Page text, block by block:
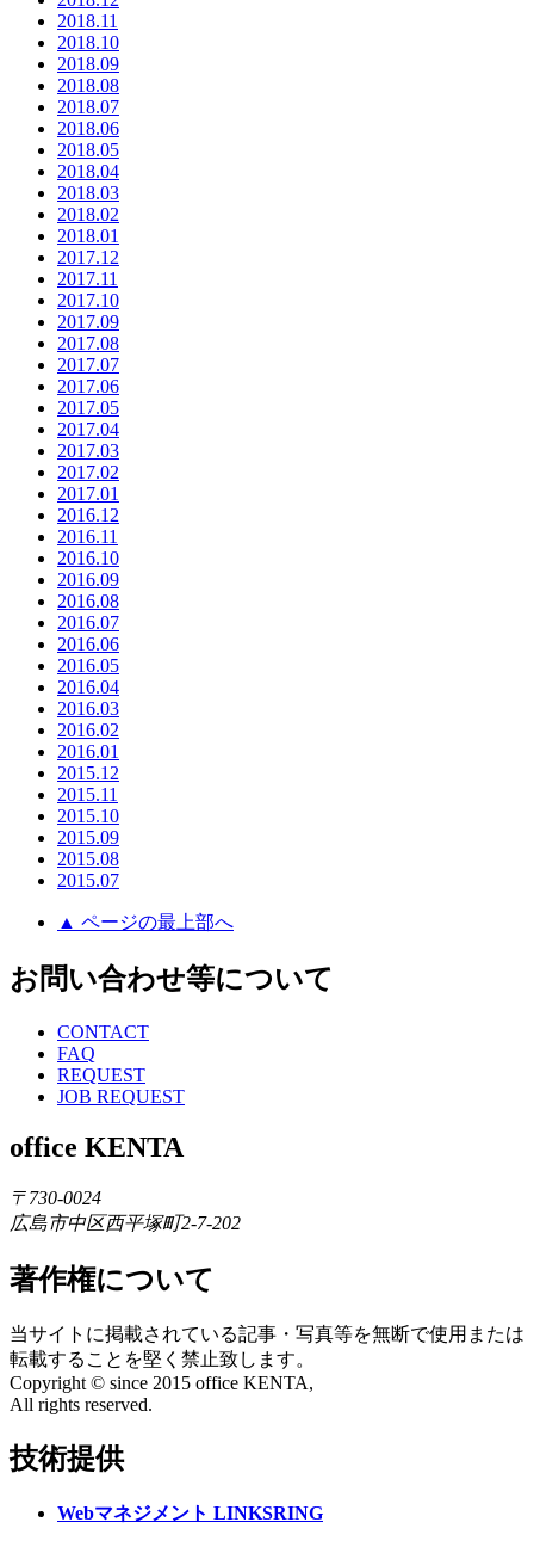
2018.11
2018.10
2018.09
2018.08
2018.07
2018.06
2018.05
2018.04
2018.03
2018.02
2018.01
2017.12
2017.11
2017.10
2017.09
2017.08
2017.07
2017.06
2017.05
2017.04
2017.03
2017.02
2017.01
2016.12
2016.11
2016.10
2016.09
2016.08
2016.07
2016.06
2016.05
2016.04
2016.03
2016.02
2016.01
2015.12
2015.11
2015.10
2015.09
2015.08
2015.07
▲ ページの最上部へ
お問い合わせ等について
CONTACT
FAQ
REQUEST
JOB REQUEST
office KENTA
〒730-0024
広島市中区西平塚町2-7-202
著作権について
当サイトに掲載されている記事・写真等を無断で使用または
転載することを堅く禁止致します。
Copyright © since 2015 office KENTA,
All rights reserved.
技術提供
Webマネジメント LINKSRING